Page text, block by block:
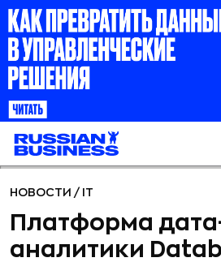
НОВОСТИ / IT
Платформа
аналитики